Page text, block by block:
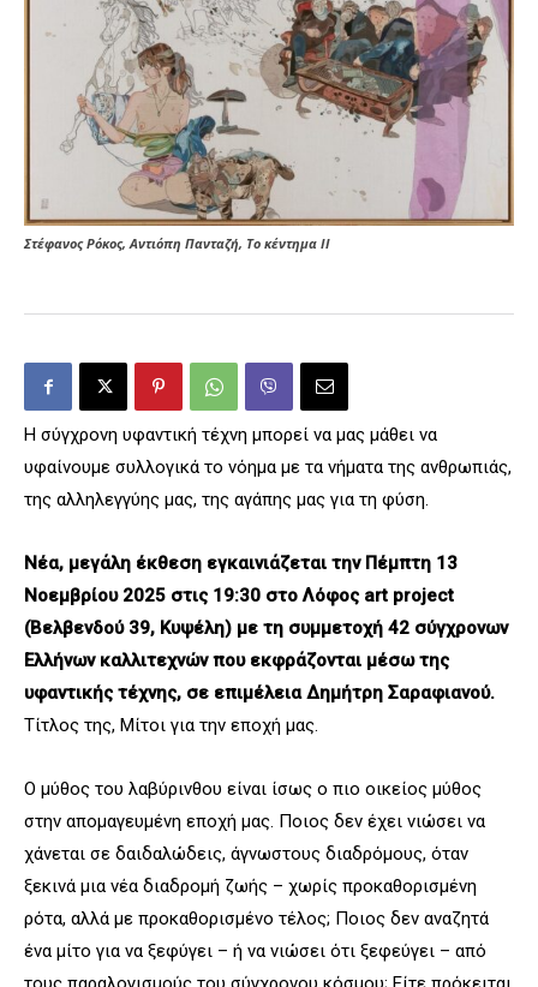
Στέφανος Ρόκος, Αντιόπη Πανταζή, Το κέντημα ΙΙ
Η σύγχρονη υφαντική τέχνη μπορεί να μας μάθει να
υφαίνουμε συλλογικά το νόημα με τα νήματα της ανθρωπιάς,
της αλληλεγγύης μας, της αγάπης μας για τη φύση.
Νέα, μεγάλη έκθεση εγκαινιάζεται την Πέμπτη 13
Νοεμβρίου 2025 στις 19:30 στοΛόφος art project
(Βελβενδού 39, Κυψέλη) με τη συμμετοχή 42 σύγχρονων
Ελλήνων καλλιτεχνών που εκφράζονται μέσω της
υφαντικής τέχνης, σε επιμέλειαΔημήτρη Σαραφιανού.
Τίτλος της, Μίτοι για την εποχή μας.
Ο μύθος του λαβύρινθου είναι ίσως ο πιο οικείος μύθος
στην απομαγευμένη εποχή μας. Ποιος δεν έχει νιώσει να
χάνεται σε δαιδαλώδεις, άγνωστους διαδρόμους, όταν
ξεκινά μια νέα διαδρομή ζωής – χωρίς προκαθορισμένη
ρότα, αλλά με προκαθορισμένο τέλος; Ποιος δεν αναζητά
ένα μίτο για να ξεφύγει – ή να νιώσει ότι ξεφεύγει – από